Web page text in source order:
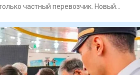
частный перевозчик. Новый